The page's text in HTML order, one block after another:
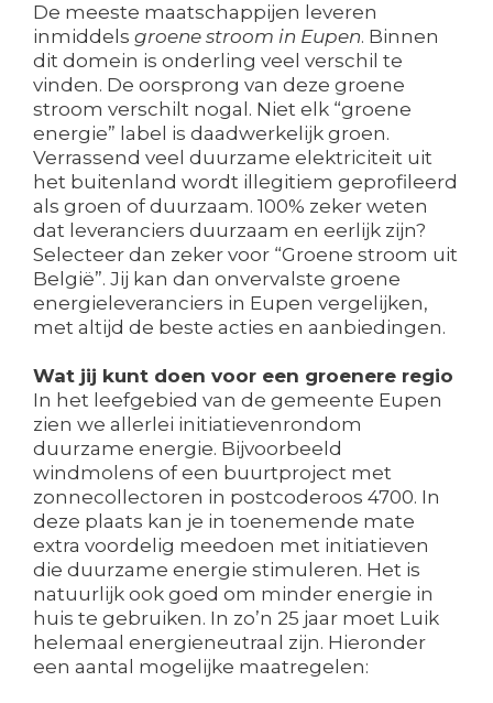
De meeste maatschappijen leveren
inmiddels groene stroom in Eupen. Binnen
dit domein is onderling veel verschil te
vinden. De oorsprong van deze groene
stroom verschilt nogal. Niet elk “groene
energie” label is daadwerkelijk groen.
Verrassend veel duurzame elektriciteit uit
het buitenland wordt illegitiem geprofileerd
als groen of duurzaam. 100% zeker weten
dat leveranciers duurzaam en eerlijk zijn?
Selecteer dan zeker voor “Groene stroom uit
België”. Jij kan dan onvervalste groene
energieleveranciers in Eupen vergelijken,
met altijd de beste acties en aanbiedingen.
Wat jij kunt doen voor een groenere regio
In het leefgebied van de gemeente Eupen
zien we allerlei initiatievenrondom
duurzame energie. Bijvoorbeeld
windmolens of een buurtproject met
zonnecollectoren in postcoderoos 4700. In
deze plaats kan je in toenemende mate
extra voordelig meedoen met initiatieven
die duurzame energie stimuleren. Het is
natuurlijk ook goed om minder energie in
huis te gebruiken. In zo’n 25 jaar moet Luik
helemaal energieneutraal zijn. Hieronder
een aantal mogelijke maatregelen: